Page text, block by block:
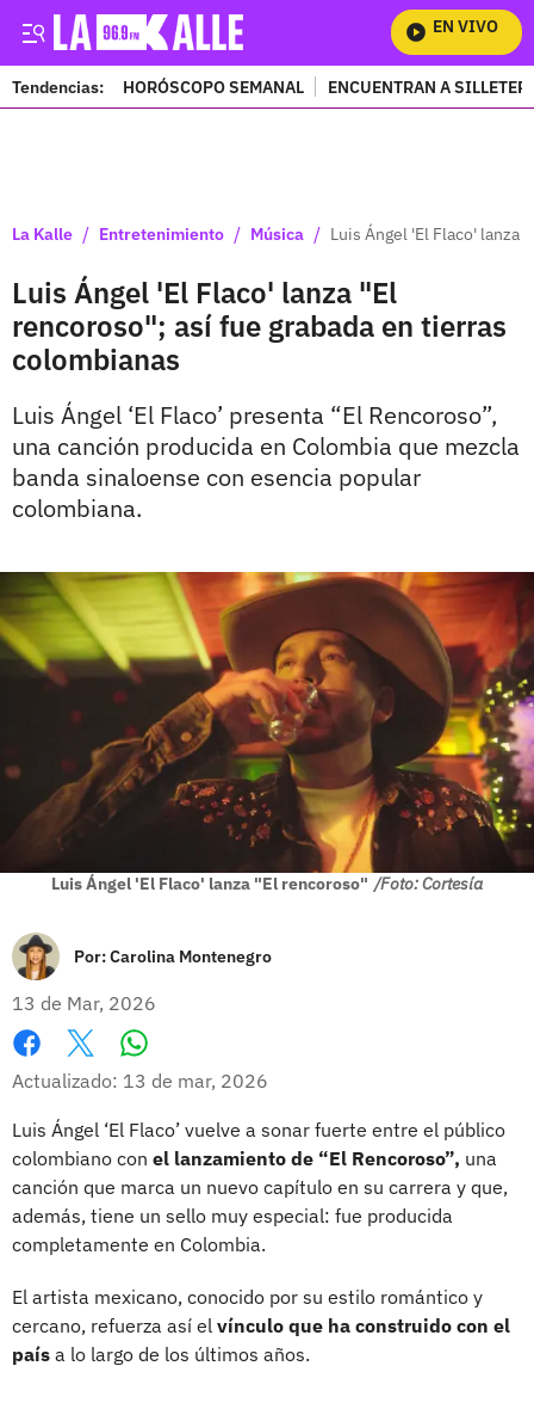
EN VIVO
Tendencias: HORÓSCOPO SEMANAL ENCUENTRAN A
La Kalle / Entretenimiento / Música / Luis Ángel 'El Flaco' lanza
Luis Ángel 'El Flaco' lanza "El
rencoroso"; así fue grabada en tierras
colombianas
Luis Ángel ‘El Flaco’ presenta “El Rencoroso”,
una canción producida en Colombia que mezcla
banda sinaloense con esencia popular
colombiana.
Luis Ángel 'El Flaco' lanza "El rencoroso" /Foto: Cortesía
Por:Carolina Montenegro
13 de Mar, 2026
Facebook
X
Actualizado: 13 de mar, 2026
Luis Ángel ‘El Flaco’ vuelve a sonar fuerte entre el público
colombiano con el lanzamiento de “El Rencoroso”, una
canción que marca un nuevo capítulo en su carrera y que,
además, tiene un sello muy especial: fue producida
completamente en Colombia.
El artista mexicano, conocido por su estilo romántico y
cercano, refuerza así el vínculo que ha construido con el
país a lo largo de los últimos años.